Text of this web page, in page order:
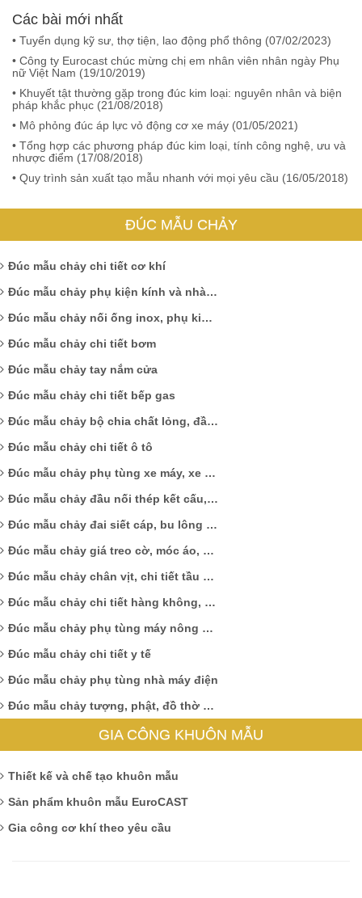
Các bài mới nhất
• Tuyển dụng kỹ sư, thợ tiện, lao động phổ thông (07/02/2023)
• Công ty Eurocast chúc mừng chị em nhân viên nhân ngày Phụ
nữ Việt Nam (19/10/2019)
• Khuyết tật thường gặp trong đúc kim loại: nguyên nhân và biện
pháp khắc phục (21/08/2018)
• Mô phỏng đúc áp lực vỏ động cơ xe máy (01/05/2021)
• Tổng hợp các phương pháp đúc kim loại, tính công nghệ, ưu và
nhược điểm (17/08/2018)
• Quy trình sản xuất tạo mẫu nhanh với mọi yêu cầu (16/05/2018)
ĐÚC MẪU CHẢY
Đúc mẫu chảy chi tiết cơ khí
Đúc mẫu chảy phụ kiện kính và nhà tắm
Đúc mẫu chảy nối ống inox, phụ kiện ống kẽm
Đúc mẫu chảy chi tiết bơm
Đúc mẫu chảy tay nắm cửa
Đúc mẫu chảy chi tiết bếp gas
Đúc mẫu chảy bộ chia chất lỏng, đầu nối
Đúc mẫu chảy chi tiết ô tô
Đúc mẫu chảy phụ tùng xe máy, xe đạp
Đúc mẫu chảy đầu nối thép kết cấu, đầu nối nhôm định hình
Đúc mẫu chảy đai siết cáp, bu lông vòng, móc treo
Đúc mẫu chảy giá treo cờ, móc áo, móc khóa, mỏ kẹp
Đúc mẫu chảy chân vịt, chi tiết tầu biển, mỏ neo, chi tiết hàng hải
Đúc mẫu chảy chi tiết hàng không, máy bay
Đúc mẫu chảy phụ tùng máy nông nghiệp
Đúc mẫu chảy chi tiết y tế
Đúc mẫu chảy phụ tùng nhà máy điện
Đúc mẫu chảy tượng, phật, đồ thờ cúng
GIA CÔNG KHUÔN MẪU
Thiết kế và chế tạo khuôn mẫu
Sản phẩm khuôn mẫu EuroCAST
Gia công cơ khí theo yêu cầu